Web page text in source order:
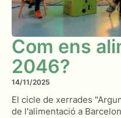
Com ens
2046?
14/11/2025
El cicle de xerrades
de l'alimentació a